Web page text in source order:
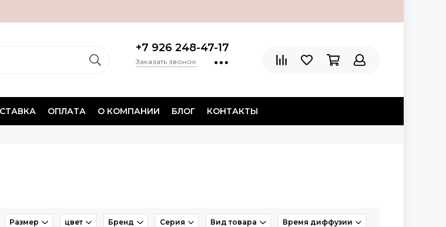
+7 926 248-47-17
Заказать звонок
ОПЛАТА О КОМПАНИИ БЛОГ КОНТАКТЫ
Размер цвет Бренд Серия Вид товара Время диффузии